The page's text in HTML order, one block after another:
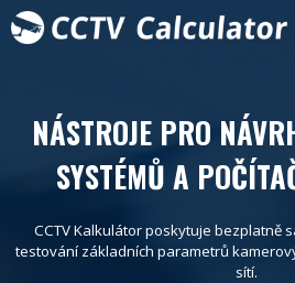
NÁSTROJE PRO
SYSTÉMŮ A
CCTV Kalkulátor poskytuje bezplatně
testování základních parametrů
sítí.